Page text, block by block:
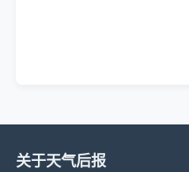
关于天气后报